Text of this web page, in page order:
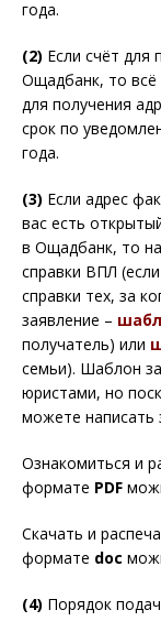
года.
(2) Если счёт для
Ощадбанк, то всё
для получения
срок по
года.
(3) Если адрес
вас есть
в Ощадбанк, то
справки ВПЛ
справки тех, за
заявление –
получатель) или
семьи). Шаблон
юристами, но
можете написать
Ознакомиться и
формате PDF
Скачать и
формате doc
(4) Порядок